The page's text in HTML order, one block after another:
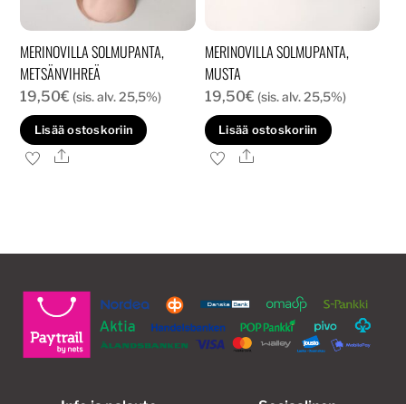
MERINOVILLA SOLMUPANTA,
METSÄNVIHREÄ
19,50€ (sis. alv. 25,5%)
Lisää ostoskoriin
Ale
MERINOVILLA SOLMUPANTA,
MUSTA
19,50€ (sis. alv. 25,5%)
Lisää ostoskoriin
Ale